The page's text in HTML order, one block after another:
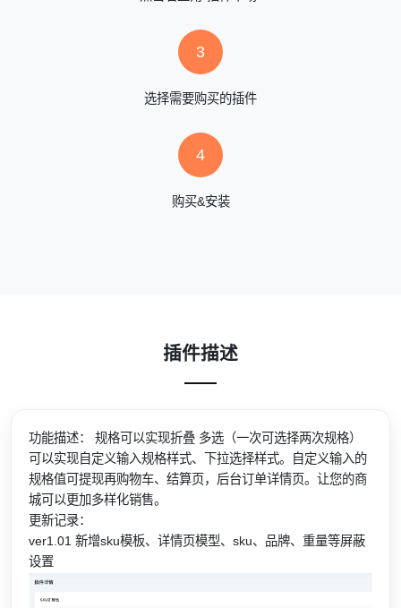
3
选择需要购买的插件
4
购买&安装
插件描述
功能描述： 规格可以实现折叠 多选（一次可选择两次规格）
可以实现自定义输入规格样式、下拉选择样式。自定义输入的
规格值可提现再购物车、结算页，后台订单详情页。让您的商
城可以更加多样化销售。
更新记录：
ver1.01 新增sku模板、详情页模型、sku、品牌、重量等屏蔽
设置